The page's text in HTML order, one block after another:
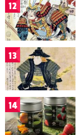
12
13
14